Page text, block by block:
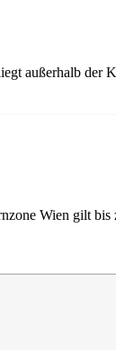
außerhalb der
Wien gilt bis